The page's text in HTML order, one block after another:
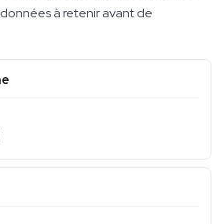
à retenir avant de